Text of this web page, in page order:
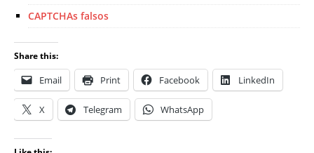
CAPTCHAs falsos
Share this:
Email Print Facebook LinkedIn
X Telegram WhatsApp